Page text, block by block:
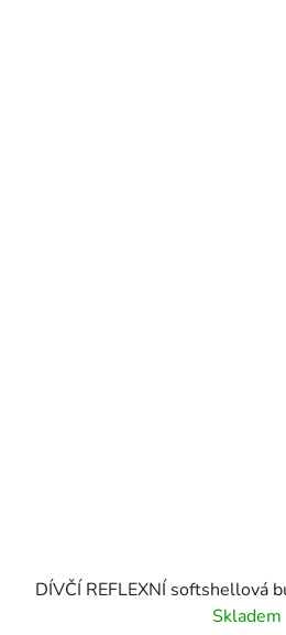
DÍVČÍ REFLEXNÍ softshellová
Skladem